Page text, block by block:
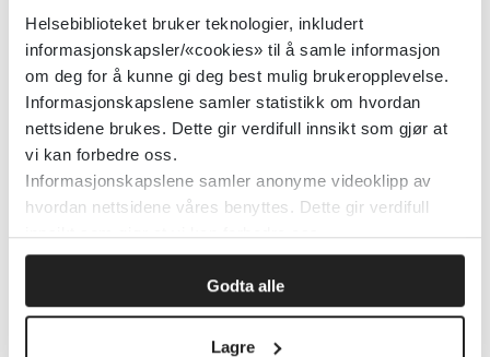
Helsebiblioteket bruker teknologier, inkludert
informasjonskapsler/«cookies» til å samle informasjon
om deg for å kunne gi deg best mulig brukeropplevelse.
Informasjonskapslene samler statistikk om hvordan
nettsidene brukes. Dette gir verdifull innsikt som gjør at
vi kan forbedre oss.
Informasjonskapslene samler anonyme videoklipp av
hvordan nettsidene våres benyttes. Dette gir verdifull
innsikt som gjør at vi kan forbedre oss.
Godta alle
Lagre
Ernæring, væskesubstitusjon og
elektrolyttforstyrrelser
Norsk legemiddelhåndbok
Detaljer
UpToDate - Nutrition
UpToDate